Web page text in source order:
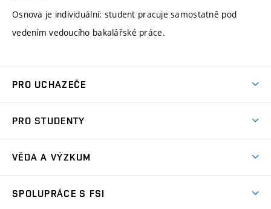
Osnova je individuální: student pracuje samostatně pod
vedením vedoucího bakalářské práce.
PRO UCHAZEČE
Ambasadoři studia
Zápisy
PRO STUDENTY
Studijní předpisy
VĚDA A VÝZKUM
SPOLUPRÁCE S FSI